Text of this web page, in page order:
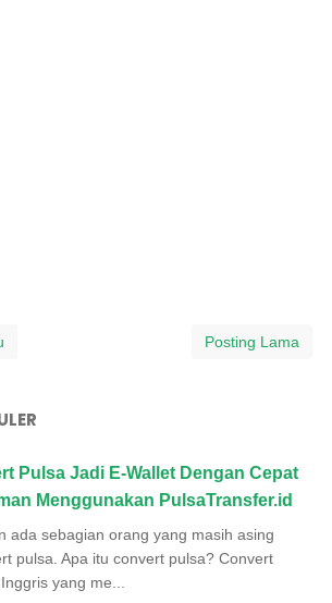
Posting Lama
Pulsa Jadi E-Wallet Dengan Cepat
Menggunakan PulsaTransfer.id
ada sebagian orang yang masih asing
pulsa. Apa itu convert pulsa? Convert
yang me...